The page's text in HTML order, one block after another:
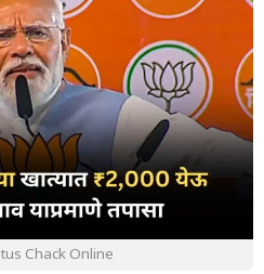
Chack Online